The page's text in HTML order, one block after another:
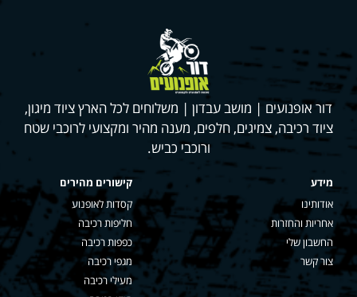
דור אופנועים | מושב עבדון | משלוחים לכל הארץ ציוד מיגון,
ציוד רכיבה, צמיגים, חלפים, מענה מהיר ומקצועי לרוכבי שטח
ורוכבי כביש.
מידע
אודותינו
אחריות והחזרות
החשבון שלי
צור קשר
קישורים מהירים
קסדות לאופנוע
חליפות רכיבה
כפפות רכיבה
מגפי רכיבה
מעילי רכיבה